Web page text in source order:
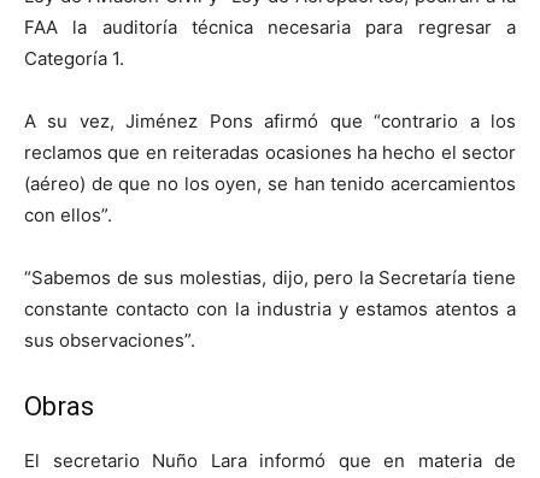
FAA la auditoría técnica necesaria para regresar a
Categoría 1.
A su vez, Jiménez Pons afirmó que “contrario a los
reclamos que en reiteradas ocasiones ha hecho el sector
(aéreo) de que no los oyen, se han tenido acercamientos
con ellos”.
“Sabemos de sus molestias, dijo, pero la Secretaría tiene
constante contacto con la industria y estamos atentos a
sus observaciones”.
Obras
El secretario Nuño Lara informó que en materia de